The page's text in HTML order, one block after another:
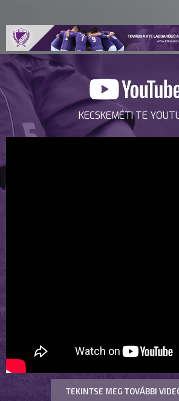
KECSKEMÉTI TE
TEKINTSE MEG TOVÁBBI